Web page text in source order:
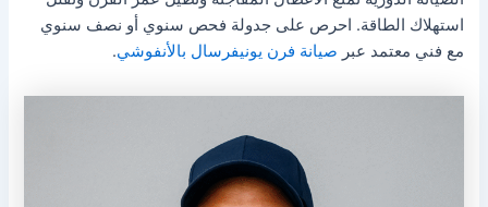
استهلاك الطاقة. احرص على جدولة فحص سنوي أو نصف سنوي
مع فني معتمد عبر صيانة فرن يونيفرسال بالأنفوشي.